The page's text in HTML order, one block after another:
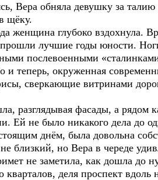
Вера обняла девушку за
щёку.
женщина глубоко вздохнула.
лучшие годы юности.
послевоенными
и теперь, окруженная
сверкающие витринами
разглядывая фасады, а рядом
Ей не было никакого дела до
днём, была довольна
близкий, но Вера в череде
не заметила, как дошла до
кварталов, деля проспект вдоль